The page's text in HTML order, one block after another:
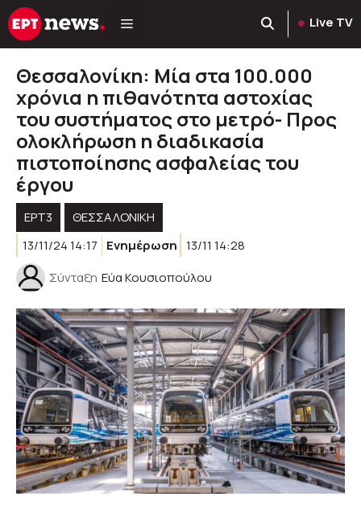
Μετάβαση
σε
Live TV
Θεσσαλονίκη: Μία στα 100.000
χρόνια η πιθανότητα αστοχίας
του συστήματος στο μετρό- Προς
ολοκλήρωση η διαδικασία
πιστοποίησης ασφαλείας του
έργου
ΕΡΤ3
ΘΕΣΣΑΛΟΝΙΚΗ
13/11/24 14:17
Ενημέρωση 13/11 14:28
Σύνταξη Εύα Κουσιοπούλου